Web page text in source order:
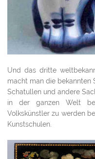
Und das dritte
macht man die bekannten
Schatullen und andere
in der ganzen Welt
Volkskünstler zu werden
Kunstschulen.